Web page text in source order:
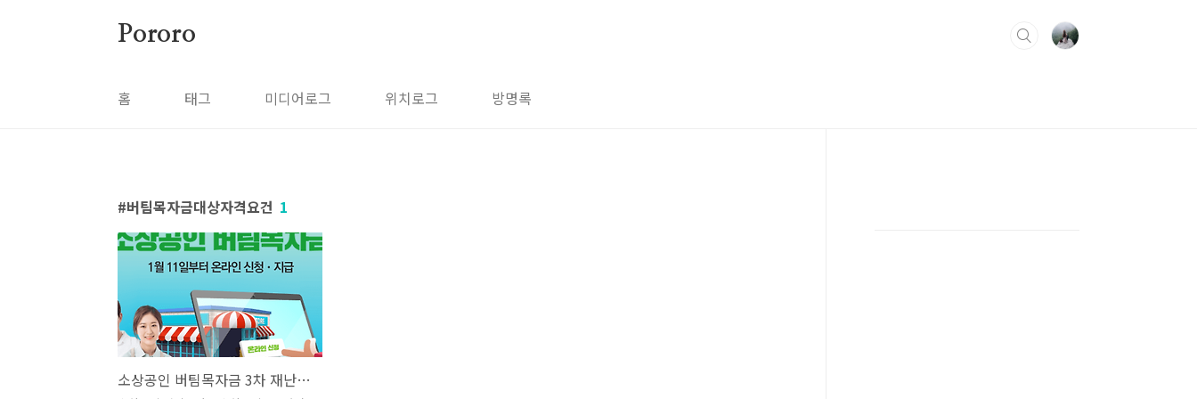
Pororo
홈 태그 미디어로그 위치로그 방명록
버팀목자금대상자격요건 1
소상공인 버팀목자금 3차 재난지원금 신청방법 사이트 바로가기